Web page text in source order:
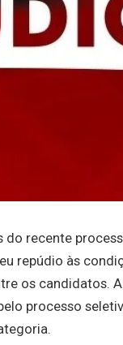
recente
repúdio às
os candidatos.
processo